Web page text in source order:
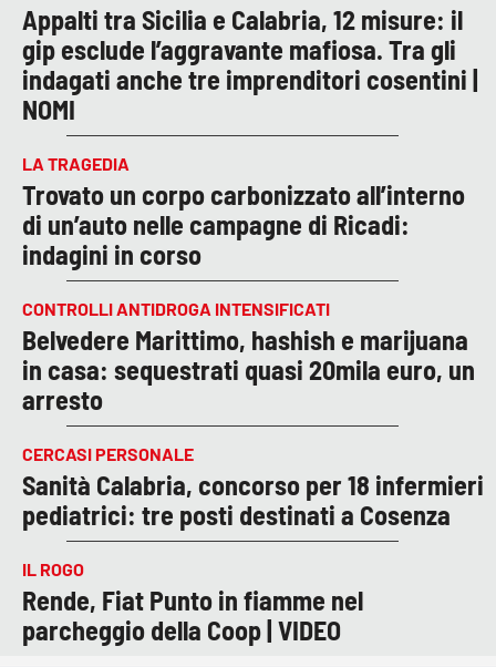
Appalti tra Sicilia e Calabria, 12 misure: il
gip esclude l’aggravante mafiosa. Tra gli
indagati anche tre imprenditori cosentini |
NOMI
LA TRAGEDIA
Trovato un corpo carbonizzato all’interno
di un’auto nelle campagne di Ricadi:
indagini in corso
CONTROLLI ANTIDROGA INTENSIFICATI
Belvedere Marittimo, hashish e marijuana
in casa: sequestrati quasi 20mila euro, un
arresto
CERCASI PERSONALE
Sanità Calabria, concorso per 18 infermieri
pediatrici: tre posti destinati a Cosenza
IL ROGO
Rende, Fiat Punto in fiamme nel
parcheggio della Coop | VIDEO